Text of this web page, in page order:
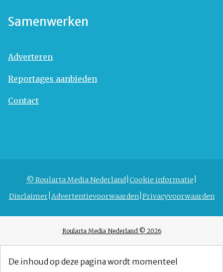
Samenwerken
Adverteren
Reportages aanbieden
Contact
© Roularta Media Nederland Cookie informatie
Disclaimer Advertentievoorwaarden Privacyvoorwaarden
Roularta Media Nederland © 2026
De inhoud op deze pagina wordt momenteel